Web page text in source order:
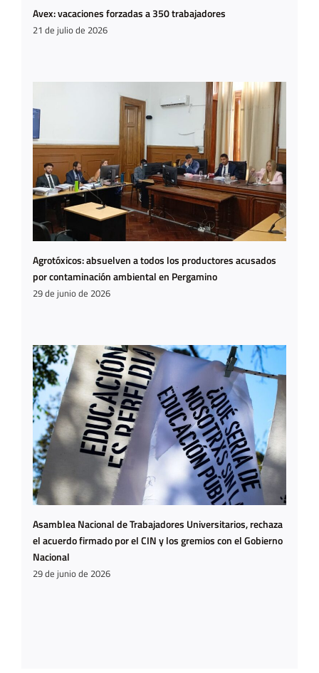
Avex: vacaciones forzadas a 350 trabajadores
21 de julio de 2026
Agrotóxicos: absuelven a todos los productores acusados
por contaminación ambiental en Pergamino
29 de junio de 2026
Asamblea Nacional de Trabajadores Universitarios, rechaza
el acuerdo firmado por el CIN y los gremios con el Gobierno
Nacional
29 de junio de 2026